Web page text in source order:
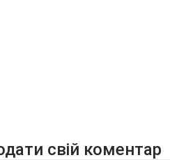
свій коментар